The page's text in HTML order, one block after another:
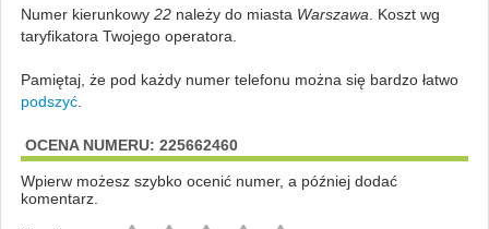
Numer kierunkowy 22należy do miasta Warszawa . Koszt wg
taryfikatora Twojego operatora.
Pamiętaj, że pod każdy numer telefonu można się bardzo łatwo
podszyć.
OCENA NUMERU: 225662460
Wpierw możesz szybko ocenić numer, a później dodać
komentarz.